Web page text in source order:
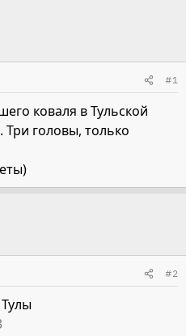
#1
коваля в Тульской
Три головы, только
#2